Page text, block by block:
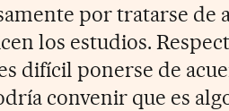
por tratarse de
los estudios.
difícil ponerse de
convenir que es